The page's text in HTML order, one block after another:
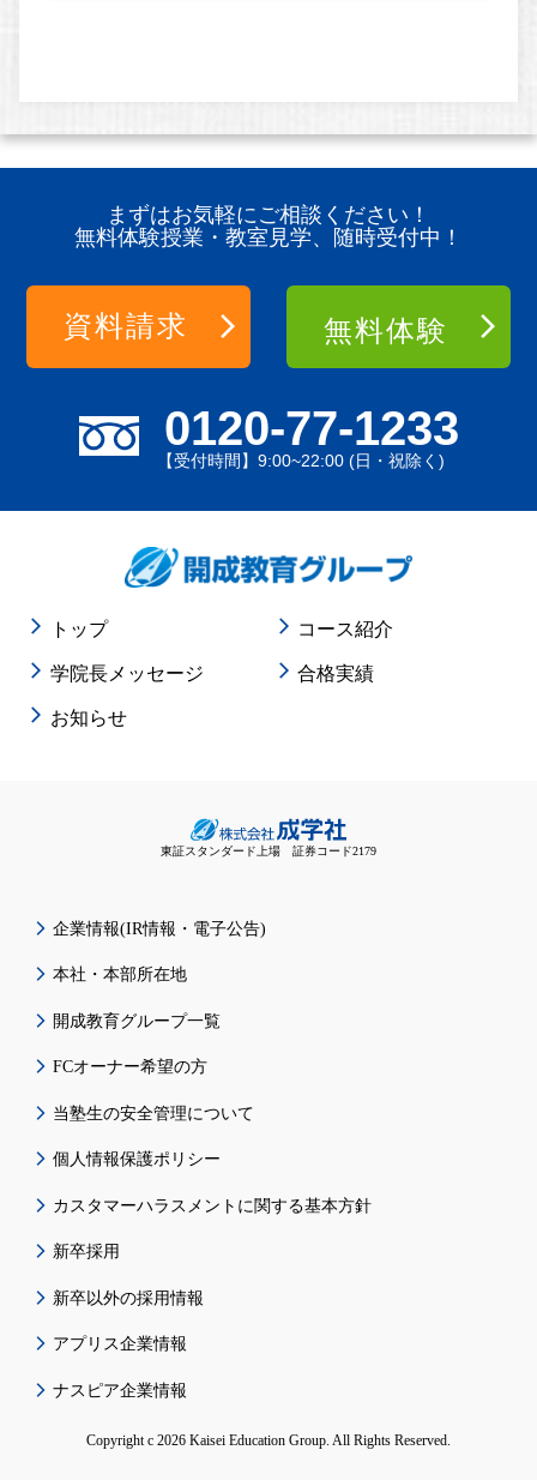
まずはお気軽にご相談ください！
無料体験授業・教室見学、随時受付中！
0120-77-1233
【受付時間】9:00~22:00 (日・祝除く)
資料請求 無料体験
トップ コース紹介
学院長メッセージ 合格実績
お知らせ
東証スタンダード上場 証券コード2179
企業情報(IR情報・電子公告)
本社・本部所在地
開成教育グループ一覧
FCオーナー希望の方
当塾生の安全管理について
個人情報保護ポリシー
カスタマーハラスメントに関する基本方針
新卒採用
新卒以外の採用情報
アプリス企業情報
ナスピア企業情報
Copyright c 2026 Kaisei Education Group. All Rights Reserved.